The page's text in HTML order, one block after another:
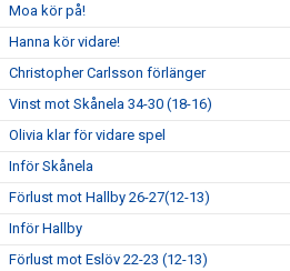
Moa kör på!
Hanna kör vidare!
Christopher Carlsson förlänger
Vinst mot Skånela 34-30 (18-16)
Olivia klar för vidare spel
Inför Skånela
Förlust mot Hallby 26-27(12-13)
Inför Hallby
Förlust mot Eslöv 22-23 (12-13)